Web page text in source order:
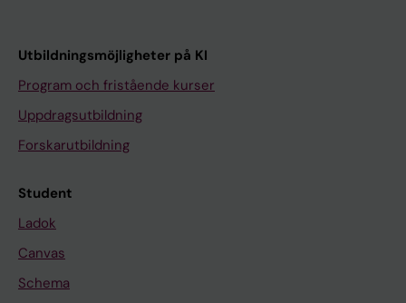
Utbildningsmöjligheter på KI
Program och fristående kurser
Uppdragsutbildning
Forskarutbildning
Student
Ladok
Canvas
Schema